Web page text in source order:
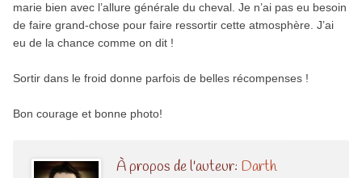
marie bien avec l’allure générale du cheval. Je n’ai pas eu besoin
de faire grand-chose pour faire ressortir cette atmosphère. J’ai
eu de la chance comme on dit !
Sortir dans le froid donne parfois de belles récompenses !
Bon courage et bonne photo!
À propos de l'auteur: Darth